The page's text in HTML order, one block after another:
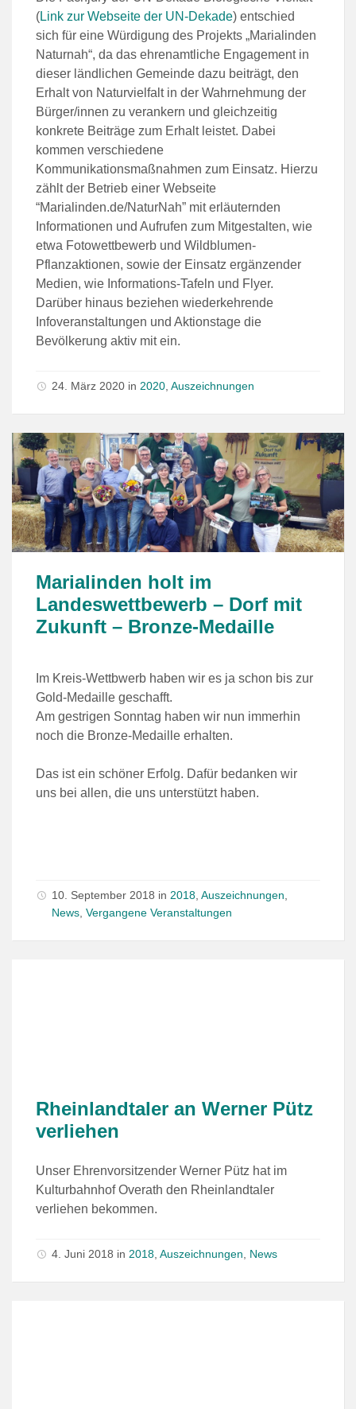
(Link zur Webseite der UN-Dekade) entschied
sich für eine Würdigung des Projekts „Marialinden
Naturnah“, da das ehrenamtliche Engagement in
dieser ländlichen Gemeinde dazu beiträgt, den
Erhalt von Naturvielfalt in der Wahrnehmung der
Bürger/innen zu verankern und gleichzeitig
konkrete Beiträge zum Erhalt leistet. Dabei
kommen verschiedene
Kommunikationsmaßnahmen zum Einsatz. Hierzu
zählt der Betrieb einer Webseite
“Marialinden.de/NaturNah” mit erläuternden
Informationen und Aufrufen zum Mitgestalten, wie
etwa Fotowettbewerb und Wildblumen-
Pflanzaktionen, sowie der Einsatz ergänzender
Medien, wie Informations-Tafeln und Flyer.
Darüber hinaus beziehen wiederkehrende
Infoveranstaltungen und Aktionstage die
Bevölkerung aktiv mit ein.
24. März 2020 in 2020, Auszeichnungen
Marialinden holt im
Landeswettbewerb – Dorf mit
Zukunft – Bronze-Medaille
Im Kreis-Wettbwerb haben wir es ja schon bis zur
Gold-Medaille geschafft.
Am gestrigen Sonntag haben wir nun immerhin
noch die Bronze-Medaille erhalten.
Das ist ein schöner Erfolg. Dafür bedanken wir
uns bei allen, die uns unterstützt haben.
10. September 2018 in 2018, Auszeichnungen,
News, Vergangene Veranstaltungen
Rheinlandtaler an Werner Pütz
verliehen
Unser Ehrenvorsitzender Werner Pütz hat im
Kulturbahnhof Overath den Rheinlandtaler
verliehen bekommen.
4. Juni 2018 in 2018, Auszeichnungen, News